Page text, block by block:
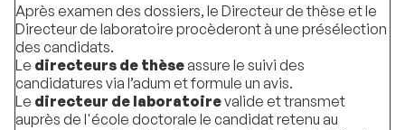
Après examen des dossiers, le Directeur de thèse et le
Directeur de laboratoire procèderont à une présélection
des candidats.
Le directeurs de thèseassure le suivi des
candidatures via l’adum et formule un avis.
Le directeur de laboratoirevalide et transmet
auprès de l'école doctorale le candidat retenu au